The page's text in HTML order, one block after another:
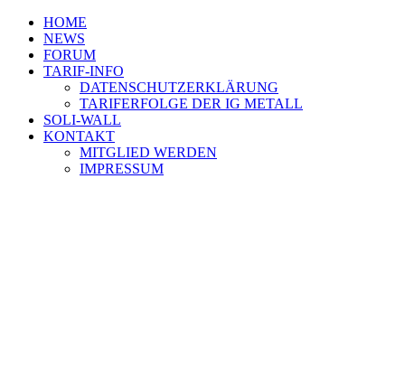
HOME
NEWS
FORUM
TARIF-INFO
DATENSCHUTZERKLÄRUNG
TARIFERFOLGE DER IG METALL
SOLI-WALL
KONTAKT
MITGLIED WERDEN
IMPRESSUM